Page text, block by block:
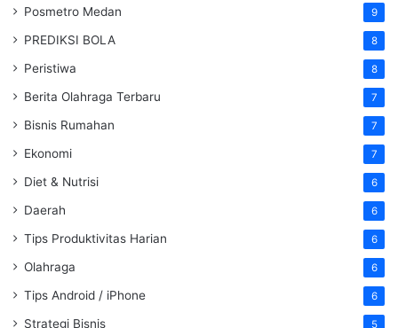
Posmetro Medan 9
PREDIKSI BOLA 8
Peristiwa 8
Berita Olahraga Terbaru 7
Bisnis Rumahan 7
Ekonomi 7
Diet & Nutrisi 6
Daerah 6
Tips Produktivitas Harian 6
Olahraga 6
Tips Android / iPhone 6
Strategi Bisnis 5